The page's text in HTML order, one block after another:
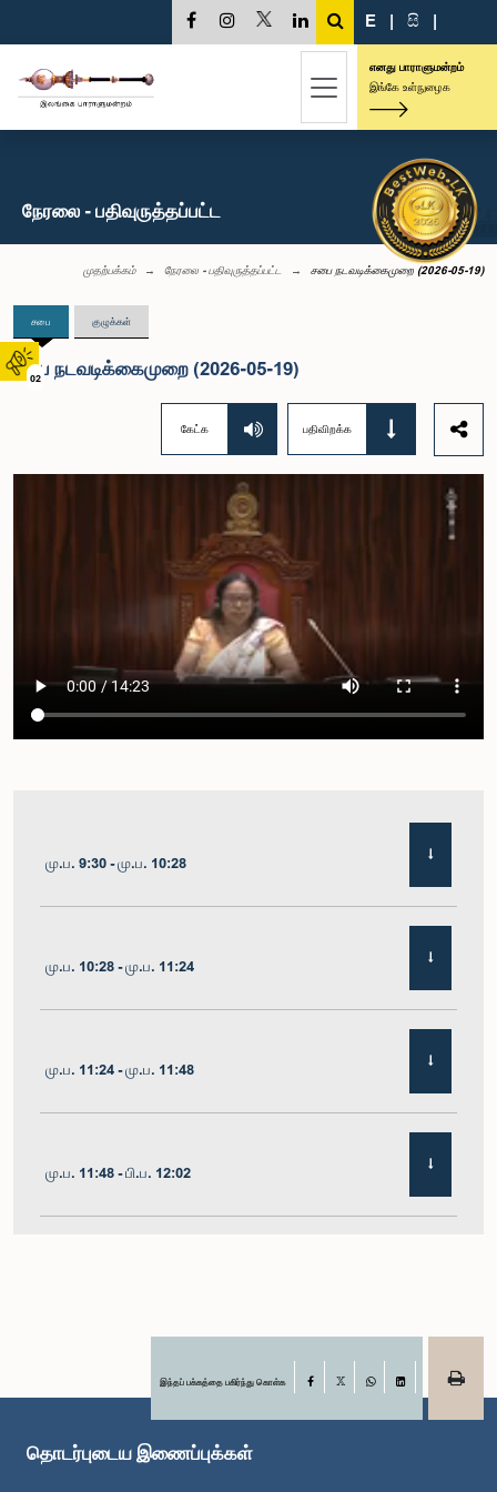
02
E | සි |
எனது பாராளுமன்றம்
இங்கே உள்நுழைக
நேரலை - பதிவுருத்தப்பட்ட
முதற்பக்கம் நேரலை - பதிவுருத்தப்பட்ட சபை நடவடிக்கைமுறை (2026-05-19)
சபை குழுக்கள்
சபை நடவடிக்கைமுறை (2026-05-19)
கேட்க பதிவிறக்க
மு.ப. 9:30 - மு.ப. 10:28
மு.ப. 10:28 - மு.ப. 11:24
மு.ப. 11:24 - மு.ப. 11:48
மு.ப. 11:48 - பி.ப. 12:02
பி.ப. 12:19 - பி.ப. 12:32இந்தப் பக்கத்தை பகிர்ந்து கொள்க Facebook
LinkedIn
தொடர்புடைய இணைப்புக்கள்